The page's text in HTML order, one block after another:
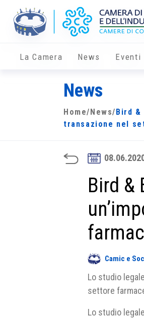
La Camera News Eventi
News
Home/ News/ Bird
transazione nel
Bird &
Camic e
Lo studio legale
settore
Lo studio